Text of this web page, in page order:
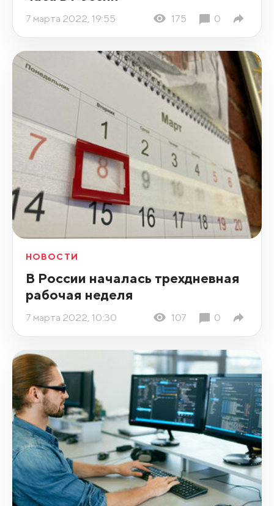
7 марта 2022, 19:55 175 0
НОВОСТИ
В России началась трехдневная
рабочая неделя
7 марта 2022, 10:30 107 0